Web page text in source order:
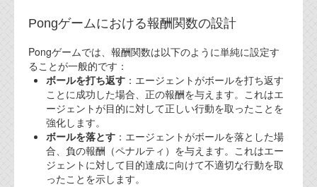
Pongゲームにおける報酬関数の設計
Pongゲームでは、報酬関数は以下のように単純に設定す
ることが一般的です：
ボールを打ち返す ：エージェントがボールを打ち返す
ことに成功した場合、正の報酬を与えます。これはエ
ージェントが目的に対して正しい行動を取ったことを
強化します。
ボールを落とす ：エージェントがボールを落とした場
合、負の報酬（ペナルティ）を与えます。これはエー
ジェントに対して目的達成に向けて不適切な行動を取
ったことを示します。